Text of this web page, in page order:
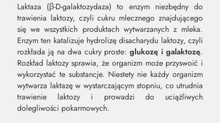
NATURY
Laktaza (β-D-galaktozydaza) to enzym niezbędny do
trawienia laktozy, czyli cukru mlecznego znajdującego
się we wszystkich produktach wytwarzanych z mleka.
Enzym ten katalizuje hydrolizę disacharydu laktozy, czyli
rozkłada ją na dwa cukry proste:glukozę i galaktozę.
Rozkład laktozy sprawia, że organizm może przyswoić i
wykorzystać te substancje. Niestety nie każdy organizm
wytwarza laktazę w wystarczającym stopniu, co utrudnia
trawienie laktozy i prowadzi do uciążliwych
dolegliwości pokarmowych.